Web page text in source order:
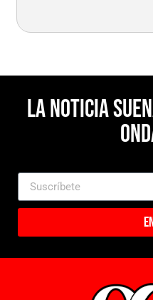
La noticia